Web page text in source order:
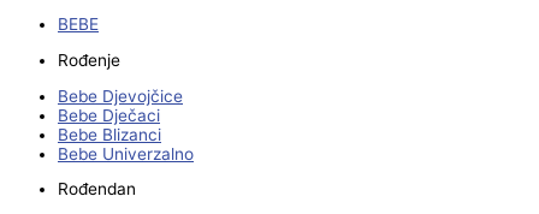
BEBE
Rođenje
Bebe Djevojčice
Bebe Dječaci
Bebe Blizanci
Bebe Univerzalno
Rođendan